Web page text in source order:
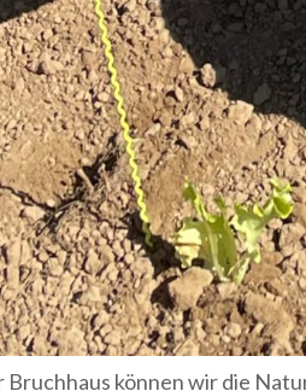
Bruchhaus können wir die